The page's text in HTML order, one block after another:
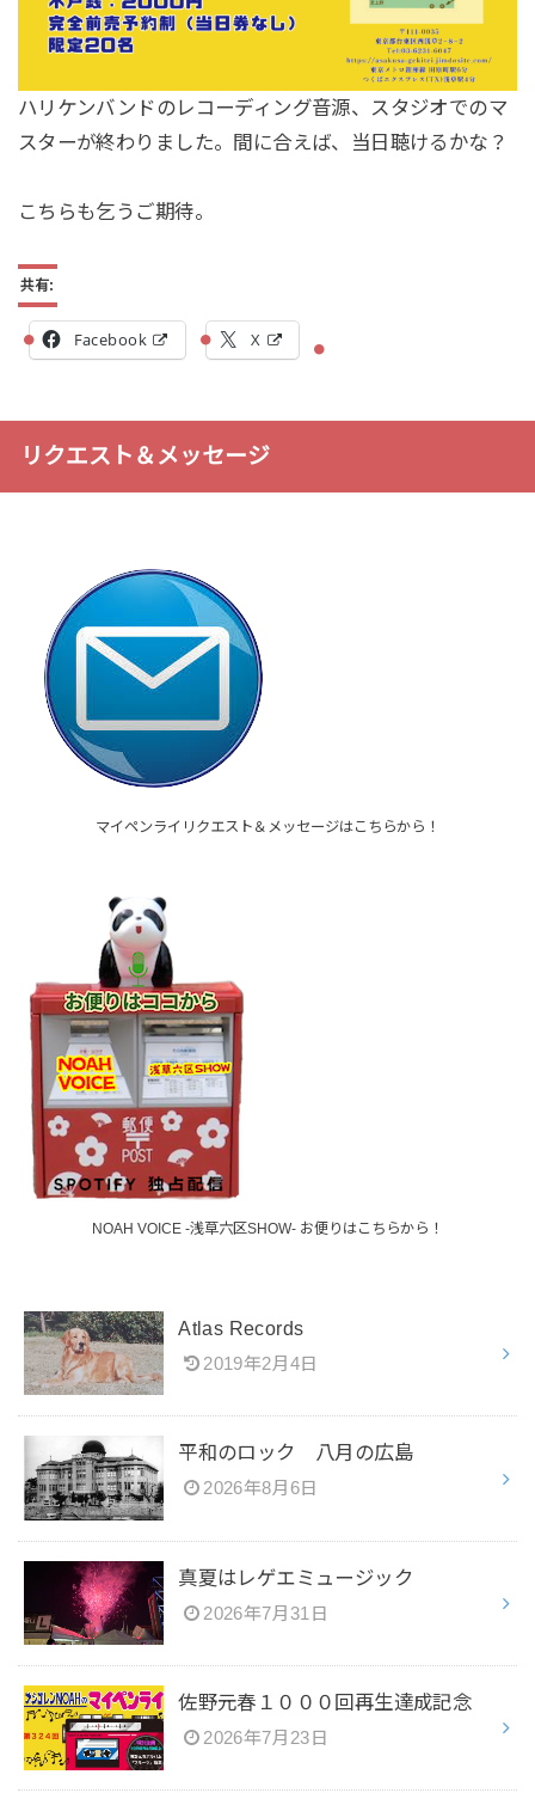
ハリケンバンドのレコーディング音源、スタジオでのマ
スターが終わりました。間に合えば、当日聴けるかな？
こちらも乞うご期待。
共有:
Facebook X
リクエスト＆メッセージ
マイペンライリクエスト＆メッセージはこちらから！
NOAH VOICE -浅草六区SHOW- お便りはこちらから！
Atlas Records
2019年2月4日
平和のロック 八月の広島
2026年8月6日
真夏はレゲエミュージック
2026年7月31日
佐野元春１０００回再生達成記念
2026年7月23日